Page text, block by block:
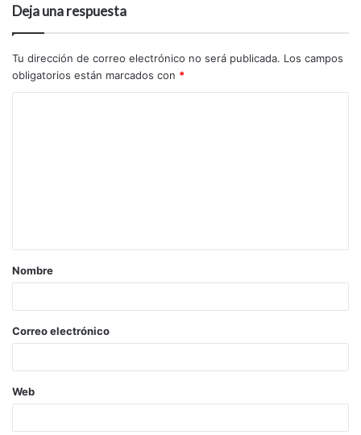
Deja una respuesta
Tu dirección de correo electrónico no será publicada. Los campos
obligatorios están marcados con *
Nombre
Correo electrónico
Web